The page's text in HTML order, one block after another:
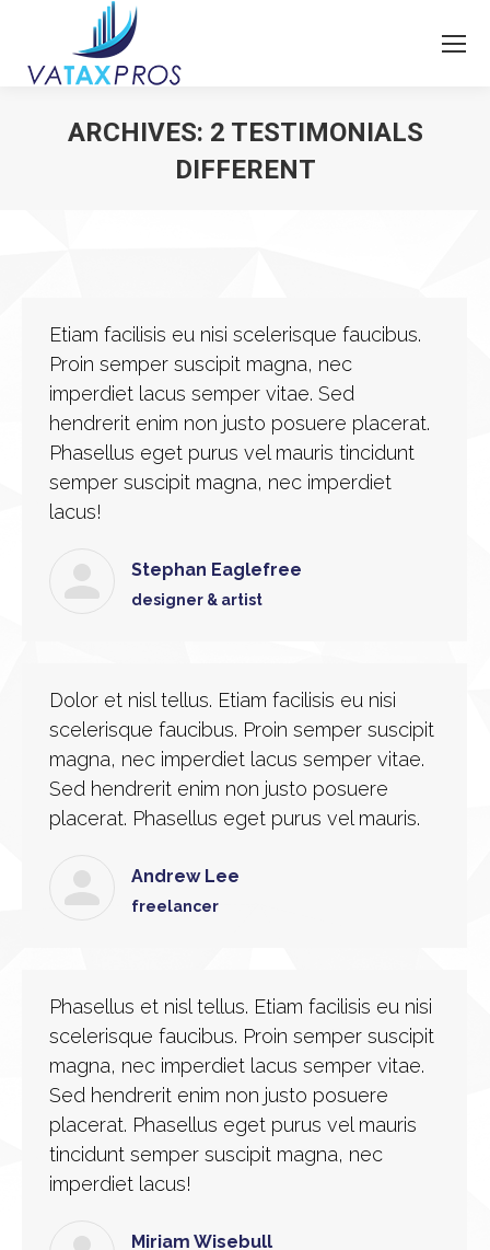
ARCHIVES: 2 TESTIMONIALS
DIFFERENT
Etiam facilisis eu nisi scelerisque faucibus.
Proin semper suscipit magna, nec
imperdiet lacus semper vitae. Sed
hendrerit enim non justo posuere placerat.
Phasellus eget purus vel mauris tincidunt
semper suscipit magna, nec imperdiet
lacus!
Stephan Eaglefree
designer & artist
Dolor et nisl tellus. Etiam facilisis eu nisi
scelerisque faucibus. Proin semper suscipit
magna, nec imperdiet lacus semper vitae.
Sed hendrerit enim non justo posuere
placerat. Phasellus eget purus vel mauris.
Andrew Lee
freelancer
Phasellus et nisl tellus. Etiam facilisis eu nisi
scelerisque faucibus. Proin semper suscipit
magna, nec imperdiet lacus semper vitae.
Sed hendrerit enim non justo posuere
placerat. Phasellus eget purus vel mauris
tincidunt semper suscipit magna, nec
imperdiet lacus!
Miriam Wisebull